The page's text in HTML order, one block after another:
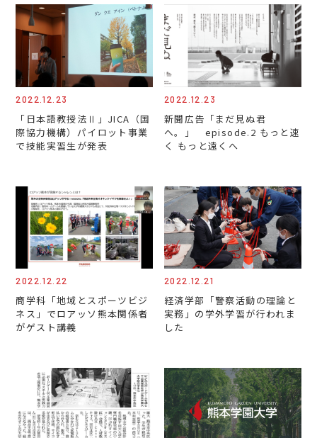
2022.12.23
「日本語教授法Ⅱ」JICA（国
際協力機構）パイロット事業
で技能実習生が発表
2022.12.23
新聞広告「まだ見ぬ君
へ。」 episode.2 もっと速
く もっと遠くへ
2022.12.22
商学科「地域とスポーツビジ
ネス」でロアッソ熊本関係者
がゲスト講義
2022.12.21
経済学部「警察活動の理論と
実務」の学外学習が行われま
した